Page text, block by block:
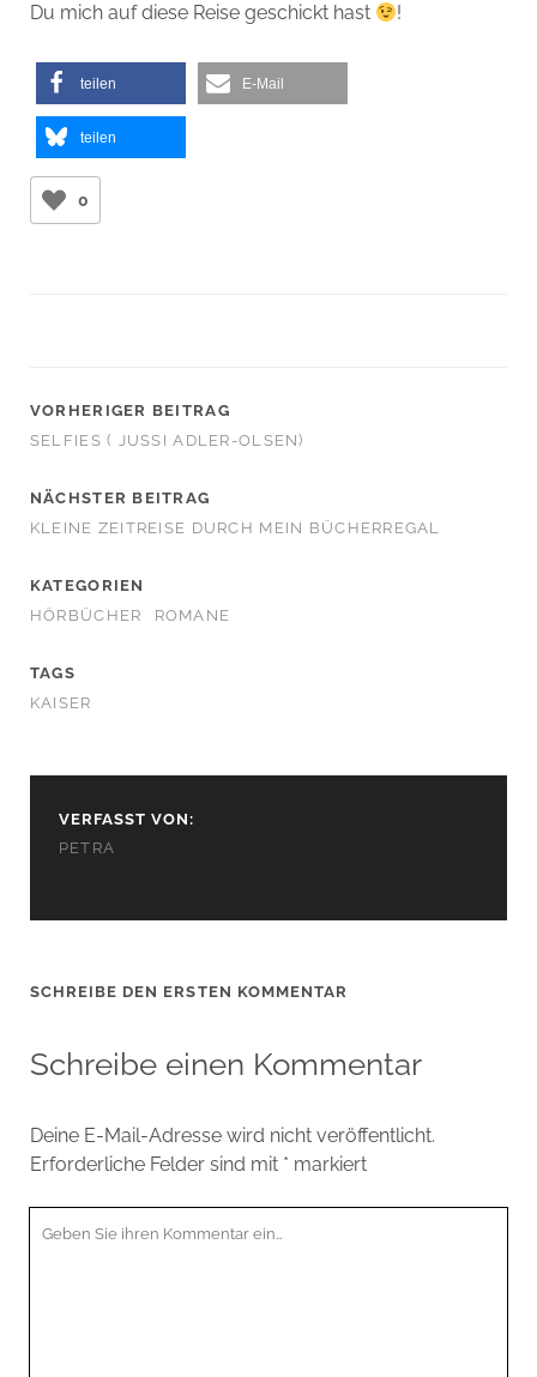
Du mich auf diese Reise geschickt hast
!
teilen E-Mail
teilen
0
VORHERIGER BEITRAG
SELFIES ( JUSSI ADLER-OLSEN)
NÄCHSTER BEITRAG
KLEINE ZEITREISE DURCH MEIN BÜCHERREGAL
KATEGORIEN
HÖRBÜCHER
ROMANE
TAGS
KAISER
VERFASST VON:
PETRA
SCHREIBE DEN ERSTEN KOMMENTAR
Schreibe einen Kommentar
Deine E-Mail-Adresse wird nicht veröffentlicht.
Erforderliche Felder sind mit * markiert